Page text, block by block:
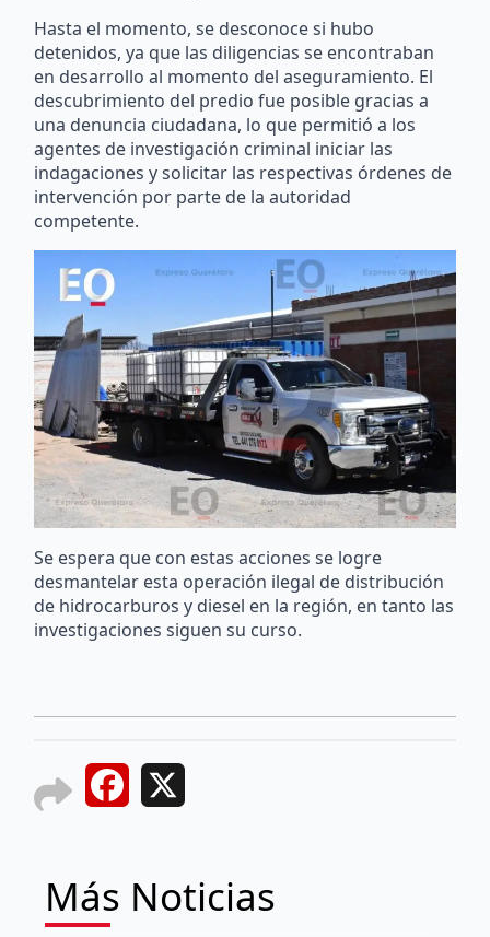
Hasta el momento, se desconoce si hubo
detenidos, ya que las diligencias se encontraban
en desarrollo al momento del aseguramiento. El
descubrimiento del predio fue posible gracias a
una denuncia ciudadana, lo que permitió a los
agentes de investigación criminal iniciar las
indagaciones y solicitar las respectivas órdenes de
intervención por parte de la autoridad
competente.
Se espera que con estas acciones se logre
desmantelar esta operación ilegal de distribución
de hidrocarburos y diesel en la región, en tanto las
investigaciones siguen su curso.
Facebook
Más Noticias